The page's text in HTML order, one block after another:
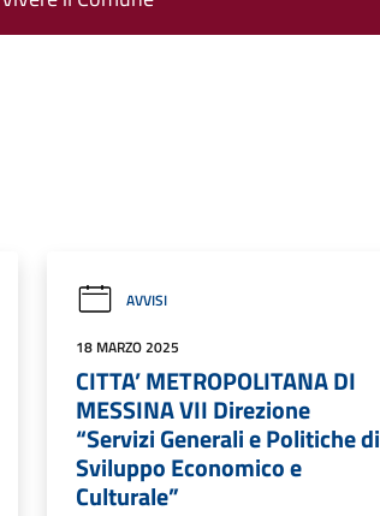
AVVISI
18 MARZO 2025
CITTA’ METROPOLITANA DI
MESSINA VII Direzione
“Servizi Generali e Politiche di
Sviluppo Economico e
Culturale”